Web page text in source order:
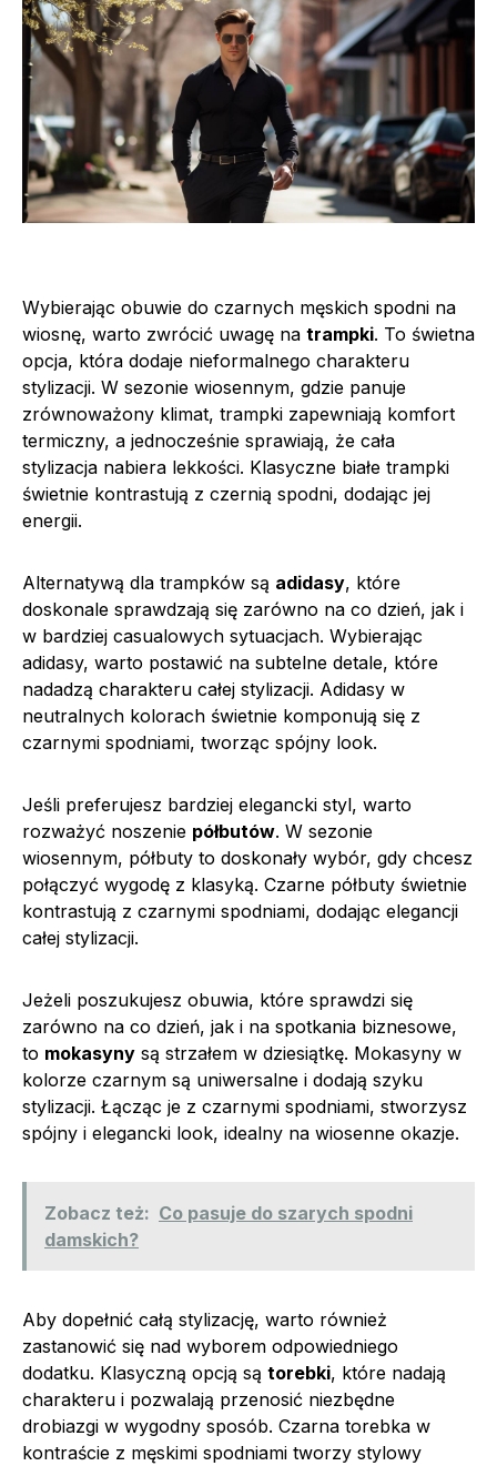
Wybierając obuwie do czarnych męskich spodni na
wiosnę, warto zwrócić uwagę na trampki. To świetna
opcja, która dodaje nieformalnego charakteru
stylizacji. W sezonie wiosennym, gdzie panuje
zrównoważony klimat, trampki zapewniają komfort
termiczny, a jednocześnie sprawiają, że cała
stylizacja nabiera lekkości. Klasyczne białe trampki
świetnie kontrastują z czernią spodni, dodając jej
energii.
Alternatywą dla trampków są adidasy, które
doskonale sprawdzają się zarówno na co dzień, jak i
w bardziej casualowych sytuacjach. Wybierając
adidasy, warto postawić na subtelne detale, które
nadadzą charakteru całej stylizacji. Adidasy w
neutralnych kolorach świetnie komponują się z
czarnymi spodniami, tworząc spójny look.
Jeśli preferujesz bardziej elegancki styl, warto
rozważyć noszenie półbutów. W sezonie
wiosennym, półbuty to doskonały wybór, gdy chcesz
połączyć wygodę z klasyką. Czarne półbuty świetnie
kontrastują z czarnymi spodniami, dodając elegancji
całej stylizacji.
Jeżeli poszukujesz obuwia, które sprawdzi się
zarówno na co dzień, jak i na spotkania biznesowe,
to mokasyny są strzałem w dziesiątkę. Mokasyny w
kolorze czarnym są uniwersalne i dodają szyku
stylizacji. Łącząc je z czarnymi spodniami, stworzysz
spójny i elegancki look, idealny na wiosenne okazje.
Zobacz też: Co pasuje do szarych spodni
damskich?
Aby dopełnić całą stylizację, warto również
zastanowić się nad wyborem odpowiedniego
dodatku. Klasyczną opcją są torebki, które nadają
charakteru i pozwalają przenosić niezbędne
drobiazgi w wygodny sposób. Czarna torebka w
kontraście z męskimi spodniami tworzy stylowy